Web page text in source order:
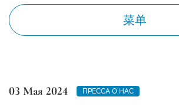
菜单
03 Мая 2024 ПРЕССА О НАС